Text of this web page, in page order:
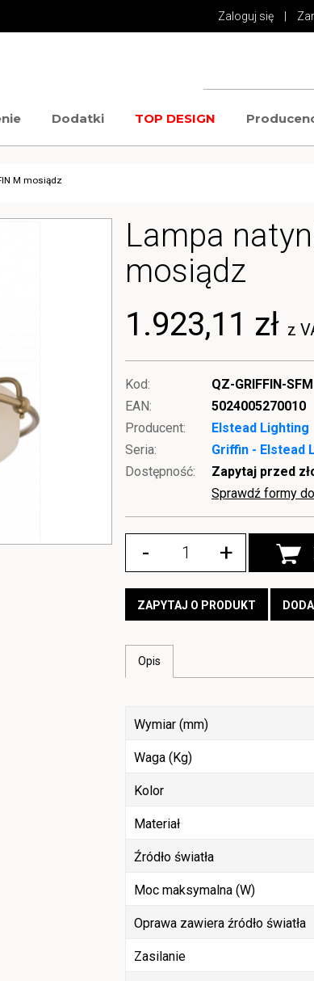
Zaloguj się
Dodatki TOP DESIGN
M mosiądz
Lampa
mosiądz
1.923,11 zł z
Kod:
QZ-GRIFFIN-
EAN:
5024005270010
Producent:
Elstead Lighting
Seria:
Griffin - Elstead
Dostępność:
Zapytaj przed
Sprawdź formy
- +
ZAPYTAJ O PRODUKT
Opis
Wymiar (mm)
Waga (Kg)
Kolor
Materiał
Źródło światła
Moc maksymalna (W)
Oprawa zawiera źródło światła
Zasilanie